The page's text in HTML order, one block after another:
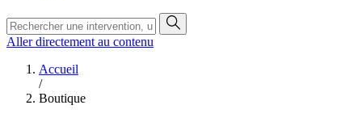
Aller directement au contenu
Accueil
/
Boutique